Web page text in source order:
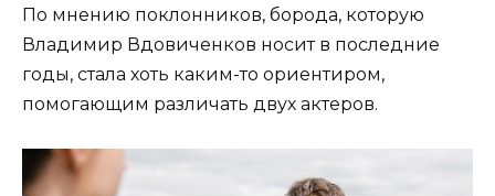
По мнению поклонников, борода, которую
Владимир Вдовиченков носит в последние
годы, стала хоть каким-то ориентиром,
помогающим различать двух актеров.